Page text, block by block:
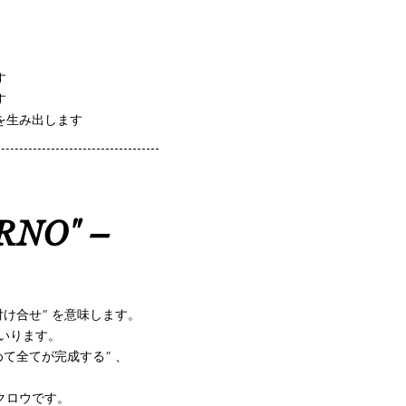
組みます
指します
生み出します
–
合せ” を意味します。
ます。
全てが完成する” 、
ウです。